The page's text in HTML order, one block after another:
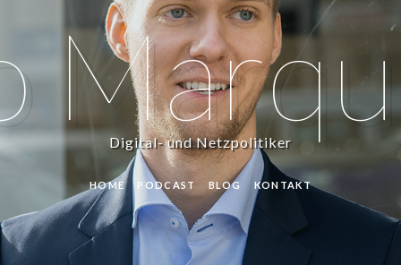
Digital- und Netzpolitiker
HOME PODCAST BLOG KONTAKT